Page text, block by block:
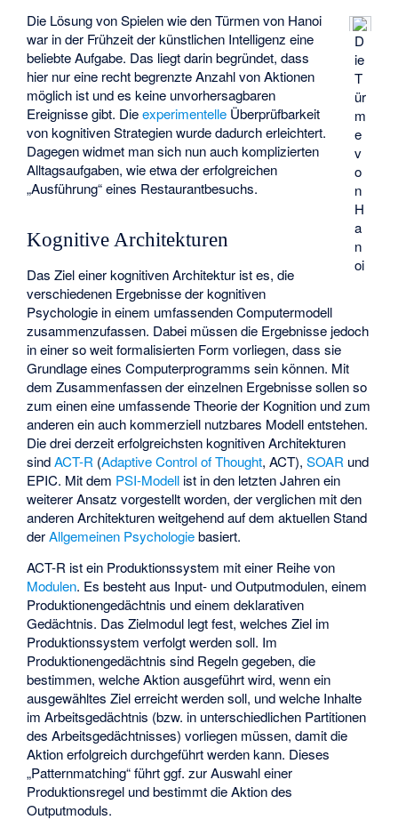
D
ie
T
ür
m
e
v
o
n
H
a
n
oi
Die Lösung von Spielen wie den Türmen von Hanoi
war in der Frühzeit der künstlichen Intelligenz eine
beliebte Aufgabe. Das liegt darin begründet, dass
hier nur eine recht begrenzte Anzahl von Aktionen
möglich ist und es keine unvorhersagbaren
Ereignisse gibt. Dieexperimentelle Überprüfbarkeit
von kognitiven Strategien wurde dadurch erleichtert.
Dagegen widmet man sich nun auch komplizierten
Alltagsaufgaben, wie etwa der erfolgreichen
„Ausführung“ eines Restaurantbesuchs.
Kognitive Architekturen
Das Ziel einer kognitiven Architektur ist es, die
verschiedenen Ergebnisse der kognitiven
Psychologie in einem umfassenden Computermodell
zusammenzufassen. Dabei müssen die Ergebnisse jedoch
in einer so weit formalisierten Form vorliegen, dass sie
Grundlage eines Computerprogramms sein können. Mit
dem Zusammenfassen der einzelnen Ergebnisse sollen so
zum einen eine umfassende Theorie der Kognition und zum
anderen ein auch kommerziell nutzbares Modell entstehen.
Die drei derzeit erfolgreichsten kognitiven Architekturen
sindACT-R (Adaptive Control of Thought, ACT),SOAR und
EPIC. Mit dem PSI-Modell ist in den letzten Jahren ein
weiterer Ansatz vorgestellt worden, der verglichen mit den
anderen Architekturen weitgehend auf dem aktuellen Stand
derAllgemeinen Psychologiebasiert.
ACT-R ist ein Produktionssystem mit einer Reihe von
Modulen. Es besteht aus Input- und Outputmodulen, einem
Produktionengedächtnis und einem deklarativen
Gedächtnis. Das Zielmodul legt fest, welches Ziel im
Produktionssystem verfolgt werden soll. Im
Produktionengedächtnis sind Regeln gegeben, die
bestimmen, welche Aktion ausgeführt wird, wenn ein
ausgewähltes Ziel erreicht werden soll, und welche Inhalte
im Arbeitsgedächtnis (bzw. in unterschiedlichen Partitionen
des Arbeitsgedächtnisses) vorliegen müssen, damit die
Aktion erfolgreich durchgeführt werden kann. Dieses
„Patternmatching“ führt ggf. zur Auswahl einer
Produktionsregel und bestimmt die Aktion des
Outputmoduls.